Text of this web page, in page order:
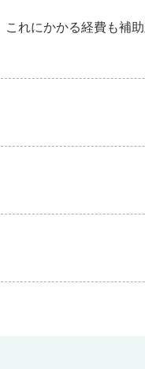
これにかかる経費も補